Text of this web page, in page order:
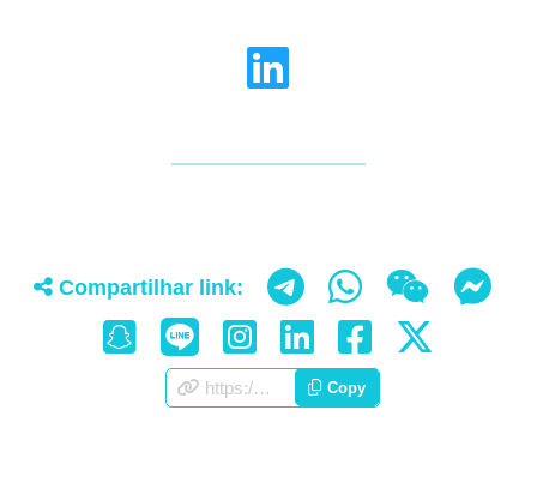
Compartilhar link:
https://appscorporation.com/pt/jobs.html Copy